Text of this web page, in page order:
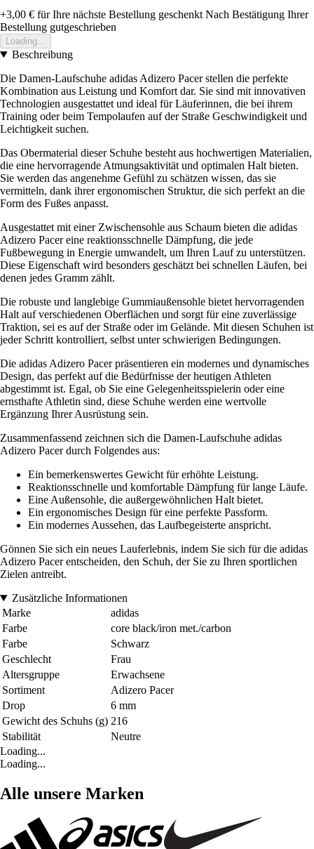
+3,00 € für Ihre nächste Bestellung geschenkt Nach Bestätigung Ihrer
Bestellung gutgeschrieben
Loading...
Beschreibung
Die Damen-Laufschuhe adidas Adizero Pacer stellen die perfekte
Kombination aus Leistung und Komfort dar. Sie sind mit innovativen
Technologien ausgestattet und ideal für Läuferinnen, die bei ihrem
Training oder beim Tempolaufen auf der Straße Geschwindigkeit und
Leichtigkeit suchen.
Das Obermaterial dieser Schuhe besteht aus hochwertigen Materialien,
die eine hervorragende Atmungsaktivität und optimalen Halt bieten.
Sie werden das angenehme Gefühl zu schätzen wissen, das sie
vermitteln, dank ihrer ergonomischen Struktur, die sich perfekt an die
Form des Fußes anpasst.
Ausgestattet mit einer Zwischensohle aus Schaum bieten die adidas
Adizero Pacer eine reaktionsschnelle Dämpfung, die jede
Fußbewegung in Energie umwandelt, um Ihren Lauf zu unterstützen.
Diese Eigenschaft wird besonders geschätzt bei schnellen Läufen, bei
denen jedes Gramm zählt.
Die robuste und langlebige Gummiaußensohle bietet hervorragenden
Halt auf verschiedenen Oberflächen und sorgt für eine zuverlässige
Traktion, sei es auf der Straße oder im Gelände. Mit diesen Schuhen ist
jeder Schritt kontrolliert, selbst unter schwierigen Bedingungen.
Die adidas Adizero Pacer präsentieren ein modernes und dynamisches
Design, das perfekt auf die Bedürfnisse der heutigen Athleten
abgestimmt ist. Egal, ob Sie eine Gelegenheitsspielerin oder eine
ernsthafte Athletin sind, diese Schuhe werden eine wertvolle
Ergänzung Ihrer Ausrüstung sein.
Zusammenfassend zeichnen sich die Damen-Laufschuhe adidas
Adizero Pacer durch Folgendes aus:
Ein bemerkenswertes Gewicht für erhöhte Leistung.
Reaktionsschnelle und komfortable Dämpfung für lange Läufe.
Eine Außensohle, die außergewöhnlichen Halt bietet.
Ein ergonomisches Design für eine perfekte Passform.
Ein modernes Aussehen, das Laufbegeisterte anspricht.
Gönnen Sie sich ein neues Lauferlebnis, indem Sie sich für die adidas
Adizero Pacer entscheiden, den Schuh, der Sie zu Ihren sportlichen
Zielen antreibt.
Zusätzliche Informationen
Marke
adidas
Farbe
core black/iron met./carbon
Farbe
Schwarz
Geschlecht
Frau
Altersgruppe
Erwachsene
Sortiment
Adizero Pacer
Drop
6 mm
Gewicht des Schuhs (g) 216
Stabilität
Neutre
Loading...
Loading...
Alle unsere Marken